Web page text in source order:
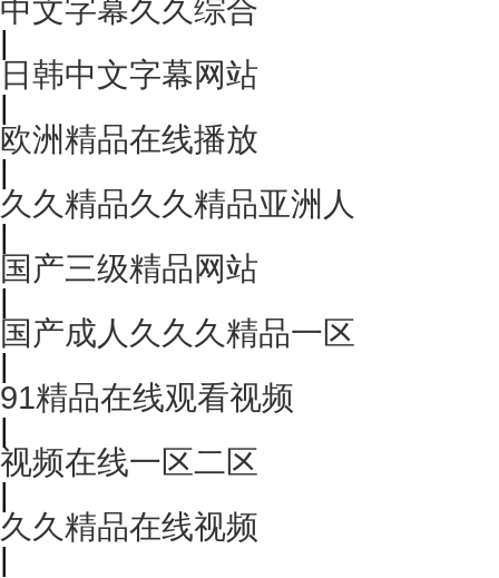
中文字幕久久综合
|
日韩中文字幕网站
|
欧洲精品在线播放
|
久久精品久久精品亚洲人
|
国产三级精品网站
|
国产成人久久久精品一区
|
91精品在线观看视频
|
视频在线一区二区
|
久久精品在线视频
|